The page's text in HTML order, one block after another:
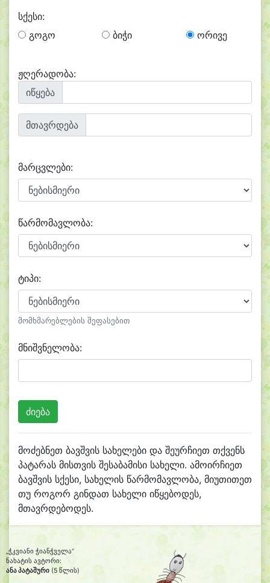
სქესი:
გოგო
ბიჭი ორივე
ჟღერადობა:
იწყება
მთავრდება
მარცვლები:
წარმომავლობა:
ტიპი:
მომხმარებლების შეფასებით
მნიშვნელობა:
მოძებნეთ ბავშვის სახელები და შეურჩიეთ თქვენს
პატარას მისთვის შესაბამისი სახელი. ამოირჩიეთ
ბავშვის სქესი, სახელის წარმომავლობა, მიუთითეთ
თუ როგორ გინდათ სახელი იწყებოდეს,
მთავრდებოდეს.
„ჭკვიანი ჭიანჭველა“
ნახატის ავტორი:
ანა პატაშური (5 წლის)